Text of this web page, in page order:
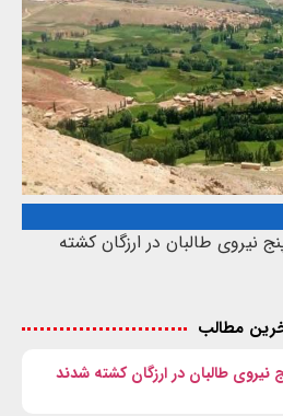
نیروی طالبان در ارزگان کشته
مطالب
طالبان در ارزگان کشته شدند